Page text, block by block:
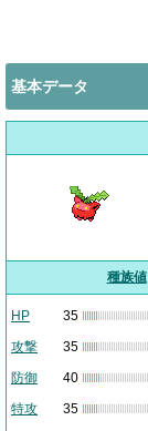
基本データ
種族値
HP
35
攻撃
35
防御
40
特攻
35